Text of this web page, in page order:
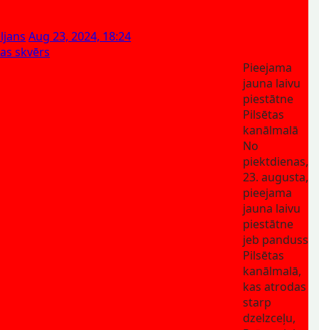
Aug 23, 2024, 18:24
skvērs
Pieejama
jauna laivu
piestātne
Pilsētas
kanālmalā
No
piektdienas,
23. augusta,
pieejama
jauna laivu
piestātne
jeb panduss
Pilsētas
kanālmalā,
kas atrodas
starp
dzelzceļu,